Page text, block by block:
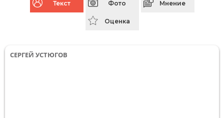
Текст Фото Мнение
Оценка
СЕРГЕЙ УСТЮГОВ